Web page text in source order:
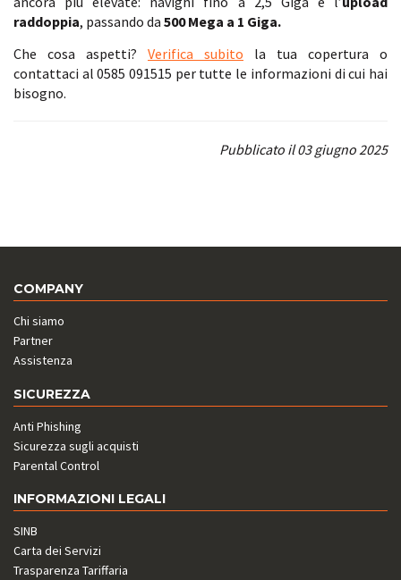
raddoppia, passando da 500 Mega a 1 Giga.
Che cosa aspetti? Verifica subito
la tua copertura o
contattaci al 0585 091515 per tutte le informazioni di cui hai
bisogno.
Pubblicato il 03 giugno 2025
COMPANY
Chi siamo
Partner
Assistenza
SICUREZZA
Anti Phishing
Sicurezza sugli acquisti
Parental Control
INFORMAZIONI LEGALI
SINB
Carta dei Servizi
Trasparenza Tariffaria